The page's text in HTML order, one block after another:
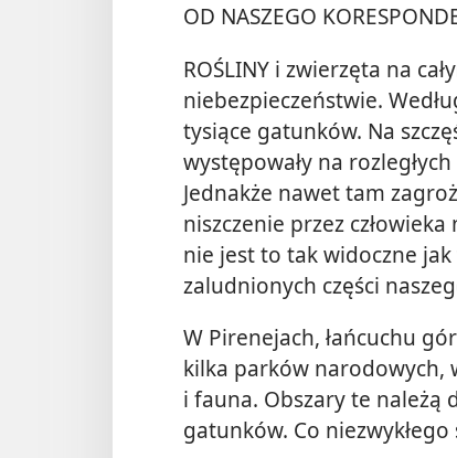
OD NASZEGO
ROŚLINY i zwierzęta na
niebezpieczeństwie.
tysiące gatunków. Na
występowały na
Jednakże nawet tam
niszczenie przez
nie jest to tak widoczne
zaludnionych części
W Pirenejach, łańcuchu
kilka parków
i fauna. Obszary te należą
gatunków. Co